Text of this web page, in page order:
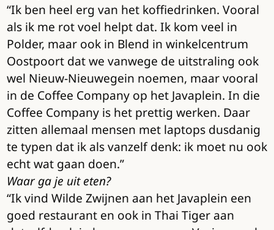
“Ik ben heel erg van het koffiedrinken. Vooral
als ik me rot voel helpt dat. Ik kom veel in
Polder, maar ook in Blend in winkelcentrum
Oostpoort dat we vanwege de uitstraling ook
wel Nieuw-Nieuwegein noemen, maar vooral
in de Coffee Company op het Javaplein. In die
Coffee Company is het prettig werken. Daar
zitten allemaal mensen met laptops dusdanig
te typen dat ik als vanzelf denk: ik moet nu ook
echt wat gaan doen.”
Waar ga je uit eten?
“Ik vind Wilde Zwijnen aan het Javaplein een
goed restaurant en ook in Thai Tiger aan